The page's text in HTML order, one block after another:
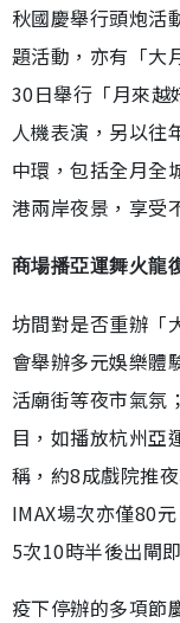
秋國慶舉行頭炮活
題活動，亦有「大
30日舉行「月來越
人機表演，另以往
中環，包括全月全
港兩岸夜景，享受
商場播亞運舞火龍
坊間對是否重辦「
會舉辦多元娛樂體
活廟街等夜市氣氛
目，如播放杭州亞
稱，約8成戲院推
IMAX場次亦僅80
5次10時半後出閘
疫下停辦的多項節